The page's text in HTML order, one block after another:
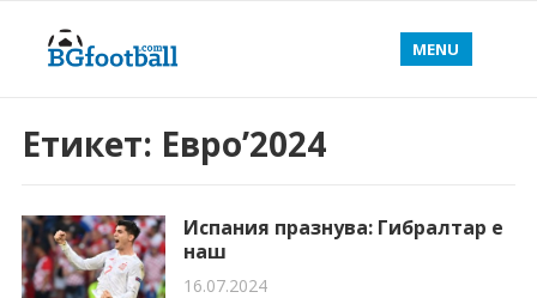
MENU
Етикет: Евро’2024
Испания празнува: Гибралтар е
наш
16.07.2024